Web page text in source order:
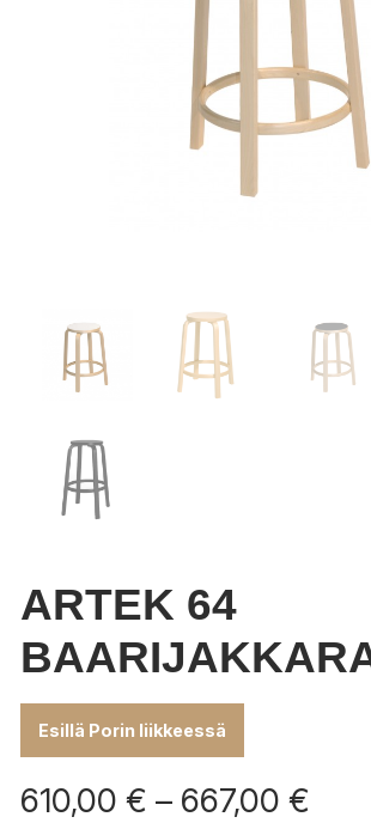
ARTEK 64
Esillä Porin liikkeessä
610,00 € – 667,00 €